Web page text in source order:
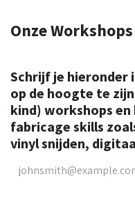
Onze
Schrijf je hieronder
op de hoogte te
kind) workshops
fabricage skills
vinyl snijden,